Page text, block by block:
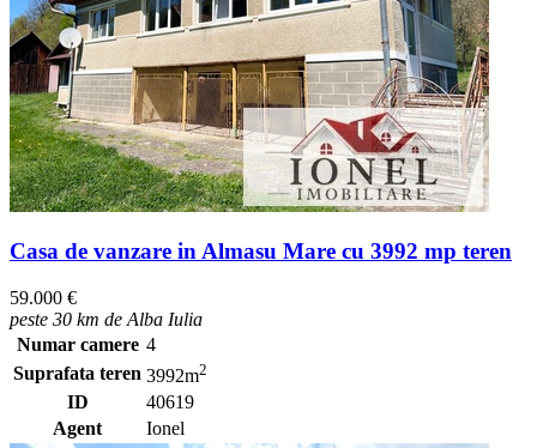
Casa de vanzare in Almasu Mare cu 3992 mp teren
59.000 €
peste 30 km de Alba Iulia
Numar camere 4
Suprafata teren 3992m2
ID
40619
Agent
Ionel